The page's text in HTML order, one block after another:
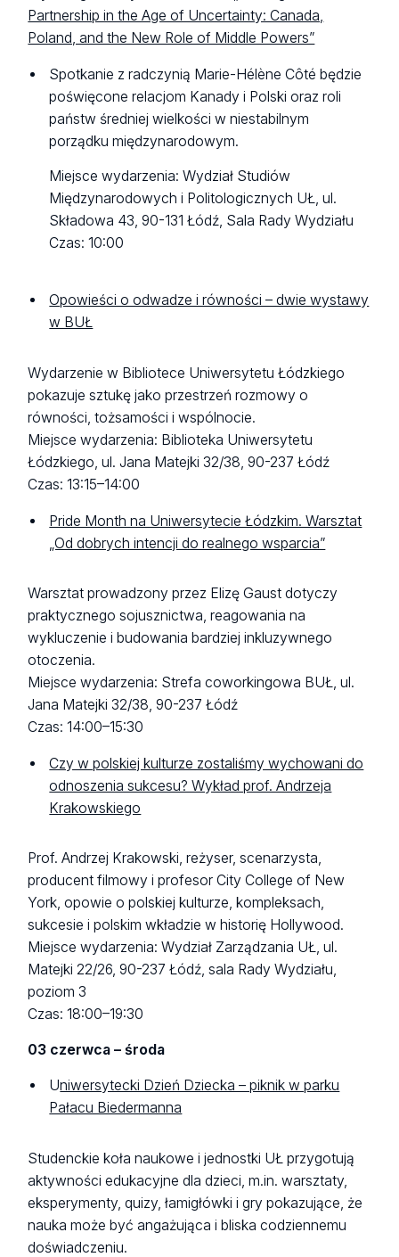
Partnership in the Age of Uncertainty: Canada,
Poland, and the New Role of Middle Powers”
Spotkanie z radczynią Marie-Hélène Côté będzie
poświęcone relacjom Kanady i Polski oraz roli
państw średniej wielkości w niestabilnym
porządku międzynarodowym.
Miejsce wydarzenia: Wydział Studiów
Międzynarodowych i Politologicznych UŁ, ul.
Składowa 43, 90-131 Łódź, Sala Rady Wydziału
Czas: 10:00
Opowieści o odwadze i równości – dwie wystawy
w BUŁ
Wydarzenie w Bibliotece Uniwersytetu Łódzkiego
pokazuje sztukę jako przestrzeń rozmowy o
równości, tożsamości i wspólnocie.
Miejsce wydarzenia: Biblioteka Uniwersytetu
Łódzkiego, ul. Jana Matejki 32/38, 90-237 Łódź
Czas: 13:15–14:00
Pride Month na Uniwersytecie Łódzkim. Warsztat
„Od dobrych intencji do realnego wsparcia”
Warsztat prowadzony przez Elizę Gaust dotyczy
praktycznego sojusznictwa, reagowania na
wykluczenie i budowania bardziej inkluzywnego
otoczenia.
Miejsce wydarzenia: Strefa coworkingowa BUŁ, ul.
Jana Matejki 32/38, 90-237 Łódź
Czas: 14:00–15:30
Czy w polskiej kulturze zostaliśmy wychowani do
odnoszenia sukcesu? Wykład prof. Andrzeja
Krakowskiego
Prof. Andrzej Krakowski, reżyser, scenarzysta,
producent filmowy i profesor City College of New
York, opowie o polskiej kulturze, kompleksach,
sukcesie i polskim wkładzie w historię Hollywood.
Miejsce wydarzenia: Wydział Zarządzania UŁ, ul.
Matejki 22/26, 90-237 Łódź, sala Rady Wydziału,
poziom 3
Czas: 18:00–19:30
03 czerwca – środa
Uniwersytecki Dzień Dziecka – piknik w parku
Pałacu Biedermanna
Studenckie koła naukowe i jednostki UŁ przygotują
aktywności edukacyjne dla dzieci, m.in. warsztaty,
eksperymenty, quizy, łamigłówki i gry pokazujące, że
nauka może być angażująca i bliska codziennemu
doświadczeniu.